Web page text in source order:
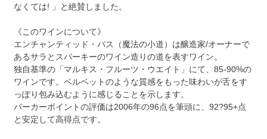
なくては! 」と絶賛しました。
《このワインについて》
エンチャンティッド・パス（魔法の小道）は醸造家/オーナーで
あるサラとスパーキーのワイン造りの道を表すワイン。
独自基準の「マルキス・フルーツ・ウエイト」にて、85-90%の
ワインです。ベルベットのような質感をもった味わいが舌をす
っぽり包み込むように感じることを示します。
パーカーポイントの評価は2006年の96点を筆頭に、92?95+点
と安定して高得点です。